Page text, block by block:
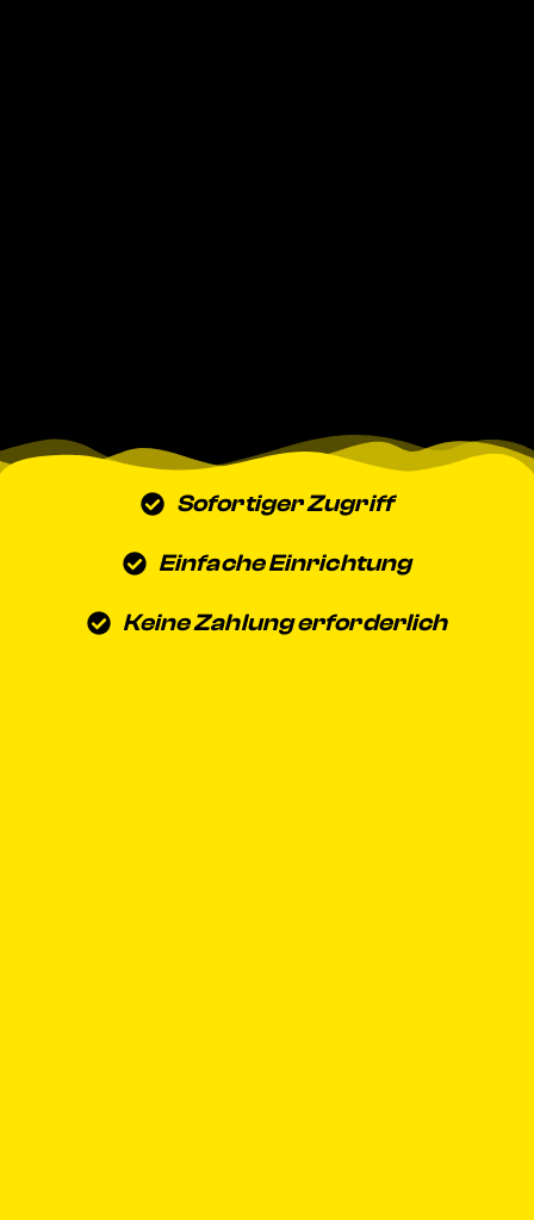
Sofortiger Zugriff
Einfache Einrichtung
Keine Zahlung erforderlich